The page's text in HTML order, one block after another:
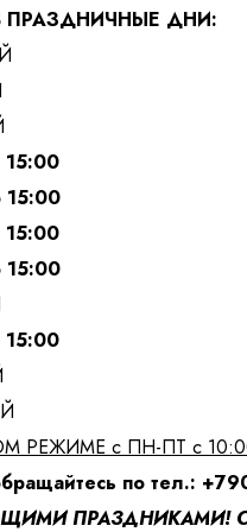
ПРАЗДНИЧНЫЕ ДНИ:
15:00
15:00
15:00
15:00
15:00
РЕЖИМЕ с ПН-ПТ с
по тел.:
ПРАЗДНИКАМИ!
данных